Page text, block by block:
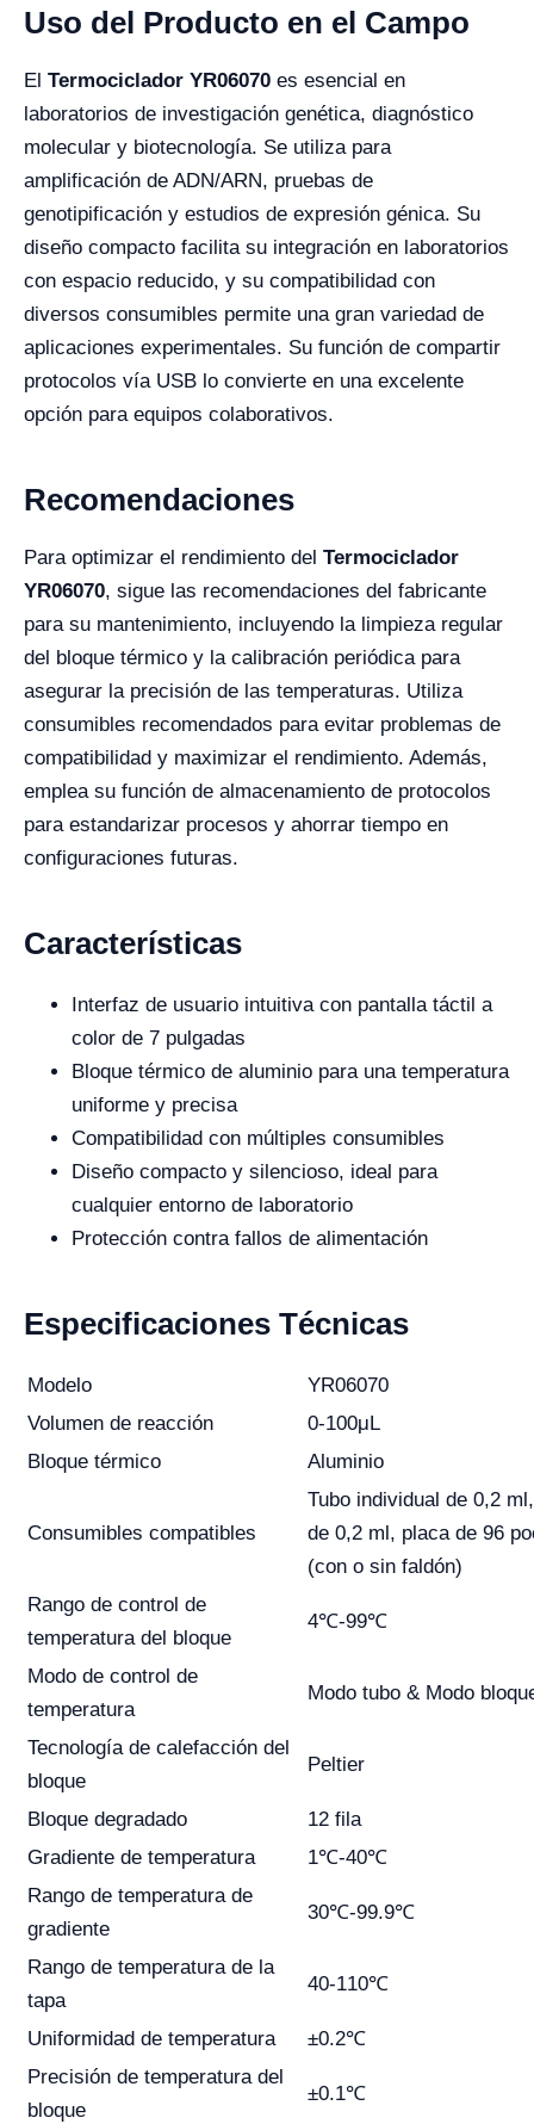
Uso del Producto en el Campo
El Termociclador YR06070 es esencial en
laboratorios de investigación genética, diagnóstico
molecular y biotecnología. Se utiliza para
amplificación de ADN/ARN, pruebas de
genotipificación y estudios de expresión génica. Su
diseño compacto facilita su integración en laboratorios
con espacio reducido, y su compatibilidad con
diversos consumibles permite una gran variedad de
aplicaciones experimentales. Su función de compartir
protocolos vía USB lo convierte en una excelente
opción para equipos colaborativos.
Recomendaciones
Para optimizar el rendimiento del Termociclador
YR06070, sigue las recomendaciones del fabricante
para su mantenimiento, incluyendo la limpieza regular
del bloque térmico y la calibración periódica para
asegurar la precisión de las temperaturas. Utiliza
consumibles recomendados para evitar problemas de
compatibilidad y maximizar el rendimiento. Además,
emplea su función de almacenamiento de protocolos
para estandarizar procesos y ahorrar tiempo en
configuraciones futuras.
Características
Interfaz de usuario intuitiva con pantalla táctil a
color de 7 pulgadas
Bloque térmico de aluminio para una temperatura
uniforme y precisa
Compatibilidad con múltiples consumibles
Diseño compacto y silencioso, ideal para
cualquier entorno de laboratorio
Protección contra fallos de alimentación
Especificaciones Técnicas
Modelo
YR06070
Volumen de reacción
0-100μL
Bloque térmico
Aluminio
Consumibles compatibles
Tubo individual de 0,2
de 0,2 ml, placa de 96
(con o sin faldón)
Rango de control de
temperatura del bloque
4℃-99℃
Modo de control de
temperatura
Modo tubo & Modo
Tecnología de calefacción del
bloque
Peltier
Bloque degradado
12 fila
Gradiente de temperatura
1℃-40℃
Rango de temperatura de
gradiente
30℃-99.9℃
Rango de temperatura de la
tapa
40-110℃
Uniformidad de temperatura
±0.2℃
Precisión de temperatura del
bloque
±0.1℃